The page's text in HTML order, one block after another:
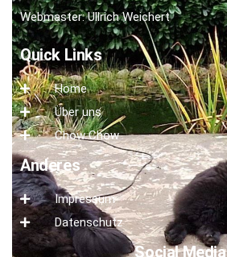
Webmaster: Ullrich Weichert
Quick Links
Home
Über uns
Chow Chow
Anderes
Impressum
Datenschutz
Social Media